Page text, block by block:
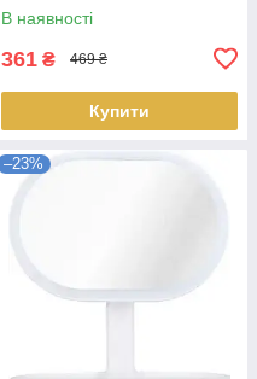
В наявності
361 ₴ 469 ₴
Купити
–23%